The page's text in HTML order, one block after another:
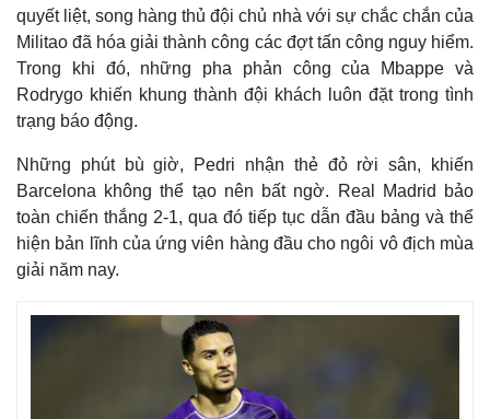
Thế giới
Quan sát
Hồ sơ
Multimedia
E-Magazine
quyết liệt, song hàng thủ đội chủ nhà với sự chắc chắn của
Militao đã hóa giải thành công các đợt tấn công nguy hiểm.
Trong khi đó, những pha phản công của Mbappe và
Rodrygo khiến khung thành đội khách luôn đặt trong tình
trạng báo động.
Những phút bù giờ, Pedri nhận thẻ đỏ rời sân, khiến
Barcelona không thể tạo nên bất ngờ. Real Madrid bảo
toàn chiến thắng 2-1, qua đó tiếp tục dẫn đầu bảng và thể
hiện bản lĩnh của ứng viên hàng đầu cho ngôi vô địch mùa
giải năm nay.